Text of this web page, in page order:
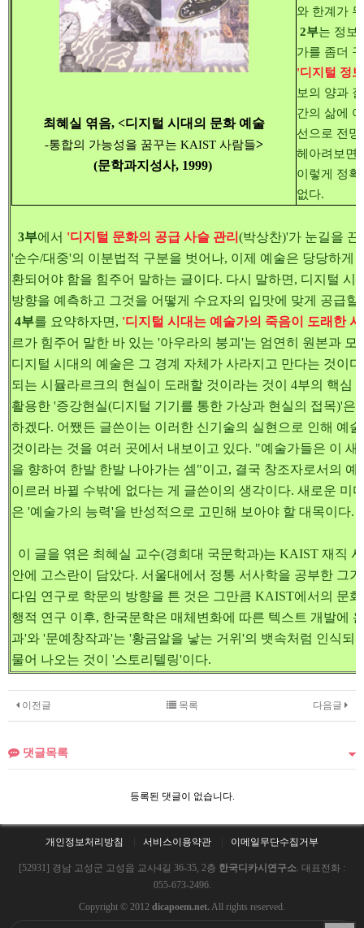
최혜실 엮음, <디지털 시대의 문화 예술
-통합의 가능성을 꿈꾸는 KAIST 사람들>
(문학과지성사, 1999)
와 한계가
2부는 정보
가를 좀더
'디지털 정
보의 양과
간의 삶에
선으로 전
헤아려보면,
이렇게 정
없다.
3부에서 '디지털 문화의 공급 사슬 관리 (박상찬)'가 눈길을
'순수/대중'의 이분법적 구분을 벗어나, 이제 예술은 당당하게
환되어야 함을 힘주어 말하는 글이다. 다시 말하면, 디지털 시
방향을 예측하고 그것을 어떻게 수요자의 입맛에 맞게 공급
4부를 요약하자면, '디지털 시대는 예술가의 죽음이 도래한
르가 힘주어 말한 바 있는 '아우라의 붕괴'는 엄연히 원본과
디지털 시대의 예술은 그 경계 자체가 사라지고 만다는 것이
되는 시뮬라르크의 현실이 도래할 것이라는 것이 4부의 핵심
활용한 '증강현실(디지털 기기를 통한 가상과 현실의 접목)'은
하겠다. 어쨌든 글쓴이는 이러한 신기술의 실현으로 인해 예
것이라는 것을 여러 곳에서 내보이고 있다. "예술가들은 이
을 향하여 한발 한발 나아가는 셈"이고, 결국 창조자로서의
이르러 바뀔 수밖에 없다는 게 글쓴이의 생각이다. 새로운 미
은 '예술가의 능력'을 반성적으로 고민해 보아야 할 대목이다.
이 글을 엮은 최혜실 교수(경희대 국문학과)는 KAIST 재직
안에 고스란이 담았다. 서울대에서 정통 서사학을 공부한 그
다임 연구로 학문의 방향을 튼 것은 그만큼 KAIST에서의 문
행적 연구 이후, 한국문학은 매체변화에 따른 텍스트 개발에
과'와 '문예창작과'는 '황금알을 낳는 거위'의 뱃속처럼 인식되
물어 나오는 것이 '스토리텔링'이다.
이전글 다음글
목록
댓글목록
등록된 댓글이 없습니다.
개인정보처리방침 서비스이용약관 이메일무단수집거부
[52931] 경남 고성군 고성읍 교사4길 36-35, 2층 한국디카시연구소. 대표전화 :
055-673-2496.
Copyright © 2012 dicapoem.net. All rights reserved.